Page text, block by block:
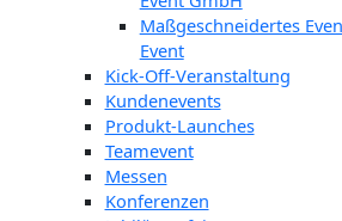
Maßgeschneidertes
Event
Kick-Off-Veranstaltung
Kundenevents
Produkt-Launches
Teamevent
Messen
Konferenzen